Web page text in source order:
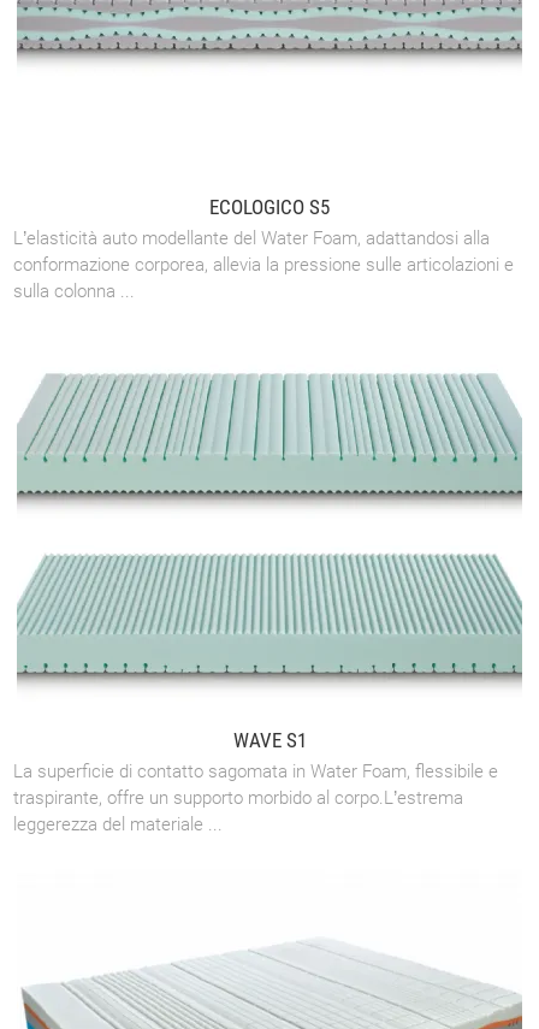
ECOLOGICO S5
L’elasticità auto modellante del Water Foam, adattandosi alla
conformazione corporea, allevia la pressione sulle articolazioni e
sulla colonna ...
WAVE S1
La superficie di contatto sagomata in Water Foam, flessibile e
traspirante, offre un supporto morbido al corpo.L’estrema
leggerezza del materiale ...